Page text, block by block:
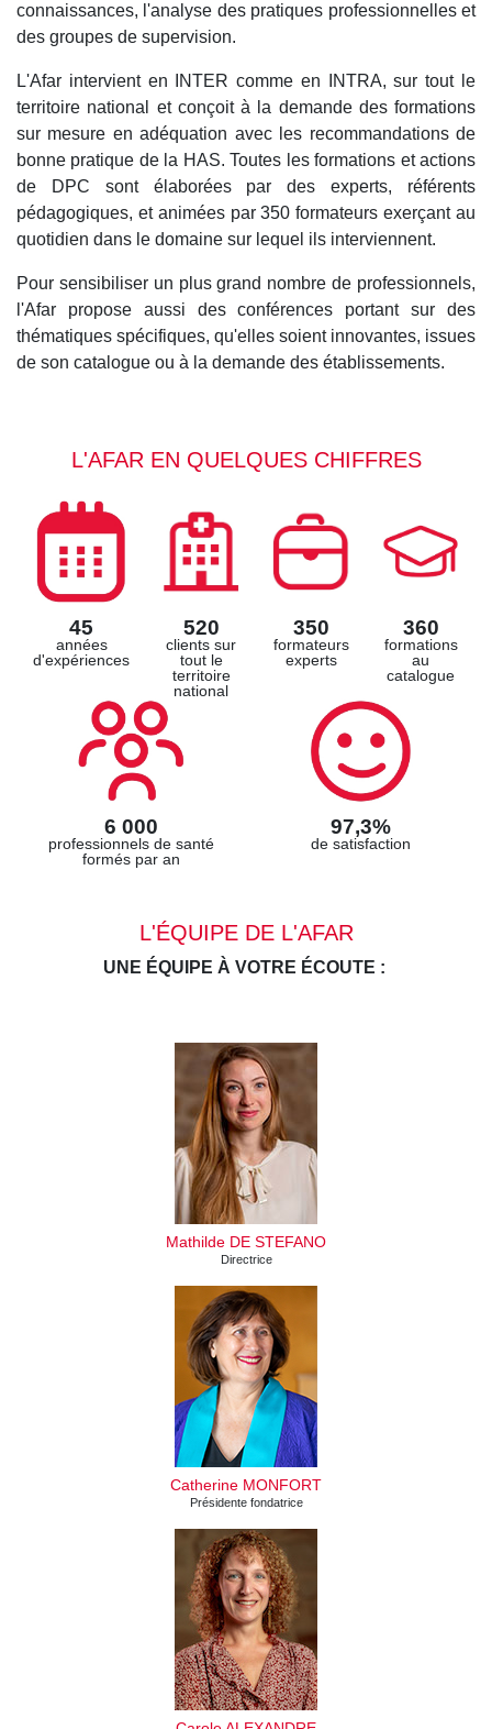
connaissances, l'analyse des pratiques professionnelles et
des groupes de supervision.
L'Afar intervient en INTER comme en INTRA, sur tout le
territoire national et conçoit à la demande des formations
sur mesure en adéquation avec les recommandations de
bonne pratique de la HAS. Toutes les formations et actions
de DPC sont élaborées par des experts, référents
pédagogiques, et animées par 350 formateurs exerçant au
quotidien dans le domaine sur lequel ils interviennent.
Pour sensibiliser un plus grand nombre de professionnels,
l'Afar propose aussi des conférences portant sur des
thématiques spécifiques, qu'elles soient innovantes, issues
de son catalogue ou à la demande des établissements.
L'AFAR EN QUELQUES CHIFFRES
45
années
d'expériences
520
clients sur
tout le
territoire
national
350
formateurs
experts
360
formations
au
catalogue
6 000
professionnels de santé
formés par an
97,3%
de satisfaction
L'ÉQUIPE DE L'AFAR
UNE ÉQUIPE À VOTRE ÉCOUTE :
Mathilde DE STEFANO
Directrice
Catherine MONFORT
Présidente fondatrice